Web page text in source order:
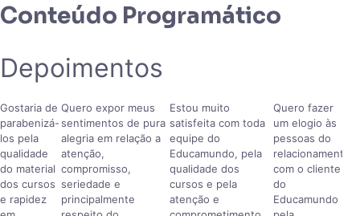
Conteúdo Programático
Depoimentos
Gostaria de
parabenizá-
los pela
qualidade
do material
dos cursos
e rapidez
Quero expor meus
sentimentos de pura
alegria em relação a
atenção,
compromisso,
seriedade e
principalmente
Estou muito
satisfeita com toda
equipe do
Educamundo, pela
qualidade dos
cursos e pela
atenção e
Quero fazer
um elogio às
pessoas do
relacionamento
com o cliente
do
Educamundo